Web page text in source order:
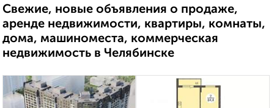
Свежие, новые объявления о продаже,
аренде недвижимости, квартиры, комнаты,
дома, машиноместа, коммерческая
недвижимость в Челябинске